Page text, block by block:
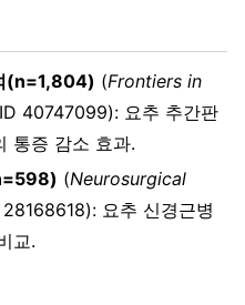
(n=1,804) (Frontiers in
40747099): 요추 추간판
통증 감소 효과.
(Neurosurgical
요추 신경근병
교.